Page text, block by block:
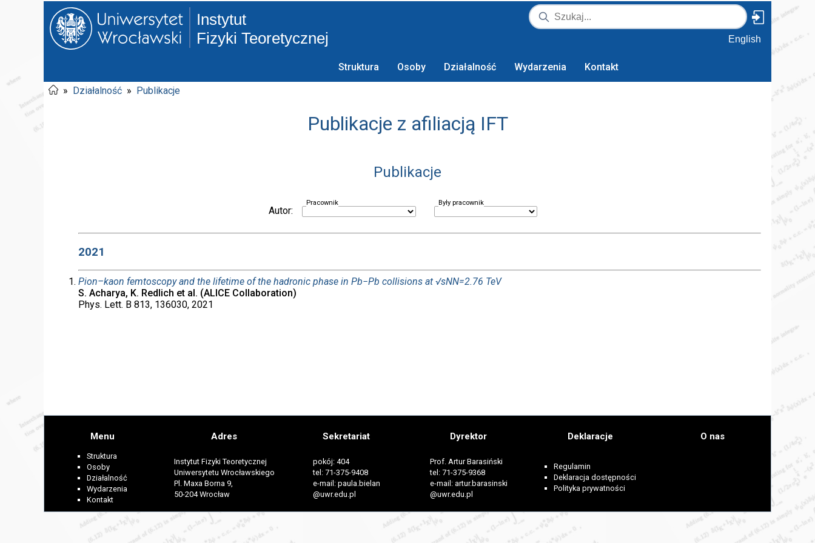
Instytut
Fizyki Teoretycznej
English
Struktura Osoby Działalność Wydarzenia Kontakt
» Działalność » Publikacje
Publikacje z afiliacją IFT
Publikacje
Autor:
Pracownik Były pracownik
2021
Pion–kaon femtoscopy and the lifetime of the hadronic phase in Pb−Pb collisions at √sNN=2.76 TeV
S. Acharya, K. Redlich et al. (ALICE Collaboration)
Phys. Lett. B 813, 136030, 2021
Menu
Struktura
Osoby
Działalność
Wydarzenia
Kontakt
Adres
Instytut Fizyki Teoretycznej
Uniwersytetu Wrocławskiego
Pl. Maxa Borna 9,
50-204 Wrocław
Sekretariat
pokój: 404
tel: 71-375-9408
e-mail: paula.bielan
@uwr.edu.pl
Dyrektor
Prof. Artur Barasiński
tel: 71-375-9368
e-mail: artur.barasinski
@uwr.edu.pl
Deklaracje
Regulamin
Deklaracja dostępności
Polityka prywatności
O nas